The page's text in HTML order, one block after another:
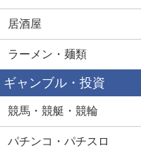
居酒屋
ラーメン・麺類
ギャンブル・投資
競馬・競艇・競輪
パチンコ・パチスロ